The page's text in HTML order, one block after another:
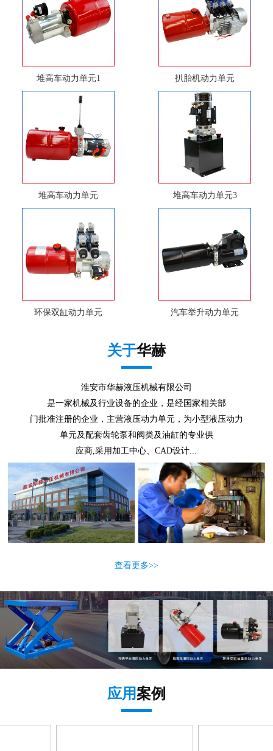
堆高车动力单元1 扒胎机动力单元
堆高车动力单元 堆高车动力单元3
环保双缸动力单元 汽车举升动力单元
关于华赫
淮安市华赫液压机械有限公司
是一家机械及行业设备的企业，是经国家相关部
门批准注册的企业，主营液压动力单元，为小型液压动力
单元及配套齿轮泵和阀类及油缸的专业供
应商,采用加工中心、CAD设计...
查看更多>>
应用案例